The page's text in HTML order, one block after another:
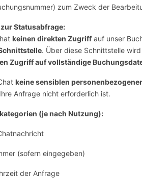
zum Zweck der
Statusabfrage:
keinen direkten Zugriffauf unser
. Über diese Schnittstelle
Zugriff auf vollständige
keine sensiblen
Anfrage nicht erforderlich ist.
(je nach Nutzung):
(sofern eingegeben)
der Anfrage